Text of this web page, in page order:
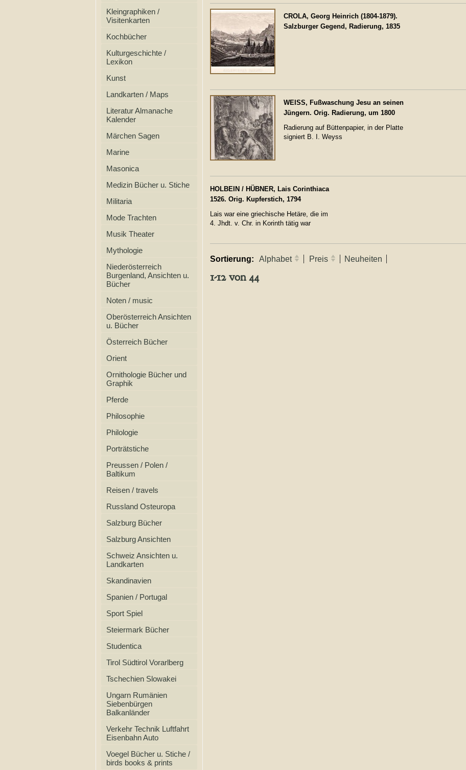
Kleingraphiken /
Visitenkarten
Kochbücher
Kulturgeschichte /
Lexikon
Kunst
Landkarten / Maps
Literatur Almanache
Kalender
Märchen Sagen
Marine
Masonica
Medizin Bücher u. Stiche
Militaria
Mode Trachten
Musik Theater
Mythologie
Niederösterreich
Burgenland, Ansichten u.
Bücher
Noten / music
Oberösterreich Ansichten
u. Bücher
Österreich Bücher
Orient
Ornithologie Bücher und
Graphik
Pferde
Philosophie
Philologie
Porträtstiche
Preussen / Polen /
Baltikum
Reisen / travels
Russland Osteuropa
Salzburg Bücher
Salzburg Ansichten
Schweiz Ansichten u.
Landkarten
Skandinavien
Spanien / Portugal
Sport Spiel
Steiermark Bücher
Studentica
Tirol Südtirol Vorarlberg
Tschechien Slowakei
Ungarn Rumänien
Siebenbürgen
Balkanländer
Verkehr Technik Luftfahrt
Eisenbahn Auto
Voegel Bücher u. Stiche /
birds books & prints
CROLA, Georg Heinrich (1804-1879).
Salzburger Gegend, Radierung, 1835
WEISS, Fußwaschung Jesu an seinen
Jüngern. Orig. Radierung, um 1800
Radierung auf Büttenpapier, in der Platte
signiert B. I. Weyss
HOLBEIN / HÜBNER, Lais Corinthiaca
1526. Orig. Kupferstich, 1794
Lais war eine griechische Hetäre, die im
4. Jhdt. v. Chr. in Korinth tätig war
Sortierung: Alphabet Preis Neuheiten
1-12 von 44